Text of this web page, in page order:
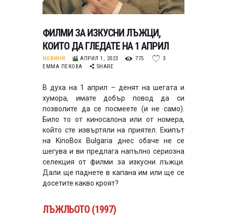
ФИЛМИ ЗА ИЗКУСНИ ЛЪЖЦИ,
КОИТО ДА ГЛЕДАТЕ НА 1 АПРИЛ
НОВИНИ АПРИЛ 1, 2023 775
3
ЕММА ПЕКОВА
SHARE
В духа на 1 април – денят на шегата и
хумора, имате добър повод да си
позволите да се посмеете (и не само).
Било то от киносалона или от номера,
който сте извъртяли на приятел. Екипът
на KinoBox Bulgaria днес обаче не се
шегува и ви предлага напълно сериозна
селекция от филми за изкусни лъжци.
Дали ще паднете в капана им или ще се
досетите какво кроят?
ЛЪЖЛЬОТО (1997)